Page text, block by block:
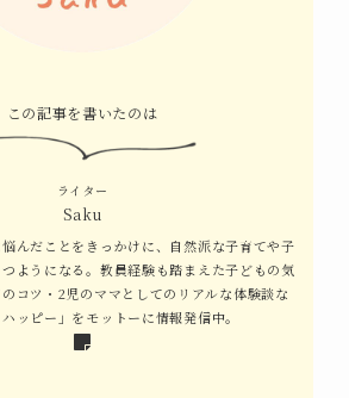
この記事を書いたのは
ライター
Saku
んだことをきっかけに、自然派な子育てや子
ようになる。教員経験も踏まえた子どもの気
コツ・2児のママとしてのリアルな体験談な
ッピー」をモットーに情報発信中。